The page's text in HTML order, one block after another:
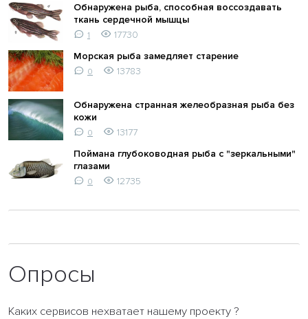
Обнаружена рыба, способная воссоздавать
ткань сердечной мышцы
1
17730
Морская рыба замедляет старение
0 13783
Обнаружена странная желеобразная рыба без
кожи
0
13177
Поймана глубоководная рыба с "зеркальными"
глазами
0 12735
Опросы
Каких сервисов нехватает нашему проекту ?